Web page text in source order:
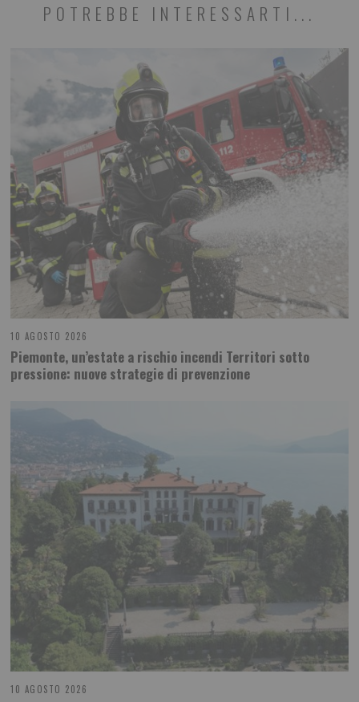
POTREBBE INTERESSARTI...
10 AGOSTO 2026
Piemonte, un’estate a rischio incendi Territori sotto
pressione: nuove strategie di prevenzione
10 AGOSTO 2026